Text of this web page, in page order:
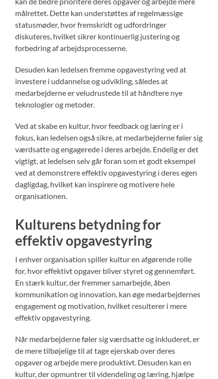
målrettet. Dette kan understøttes af regelmæssige
statusmøder, hvor fremskridt og udfordringer
diskuteres, hvilket sikrer kontinuerlig justering og
forbedring af arbejdsprocesserne.
Desuden kan ledelsen fremme opgavestyring ved at
investere i uddannelse og udvikling, således at
medarbejderne er veludrustede til at håndtere nye
teknologier og metoder.
Ved at skabe en kultur, hvor feedback og læring er i
fokus, kan ledelsen også sikre, at medarbejderne føler sig
værdsatte og engagerede i deres arbejde. Endelig er det
vigtigt, at ledelsen selv går foran som et godt eksempel
ved at demonstrere effektiv opgavestyring i deres egen
dagligdag, hvilket kan inspirere og motivere hele
organisationen.
Kulturens betydning for
effektiv opgavestyring
I enhver organisation spiller kultur en afgørende rolle
for, hvor effektivt opgaver bliver styret og gennemført.
En stærk kultur, der fremmer samarbejde, åben
kommunikation og innovation, kan øge medarbejdernes
engagement og motivation, hvilket resulterer i mere
effektiv opgavestyring.
Når medarbejderne føler sig værdsatte og inkluderet, er
de mere tilbøjelige til at tage ejerskab over deres
opgaver og arbejde mere produktivt. Desuden kan en
kultur, der opmuntrer til videndeling og læring, hjælpe